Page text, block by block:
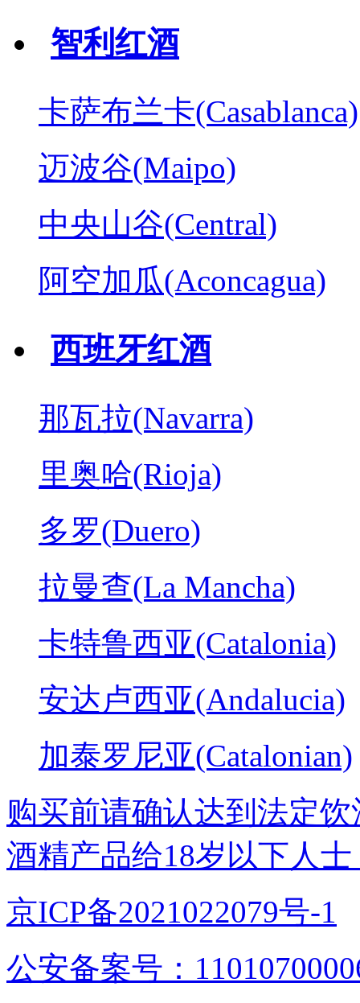
智利红酒
卡萨布兰卡(Casablanca)
迈波谷(Maipo)
中央山谷(Central)
阿空加瓜(Aconcagua)
西班牙红酒
那瓦拉(Navarra)
里奥哈(Rioja)
多罗(Duero)
拉曼查(La Mancha)
卡特鲁西亚(Catalonia)
安达卢西亚(Andalucia)
加泰罗尼亚(Catalonian)
购买前请确认达到法定
酒精产品给18岁以下人士
京ICP备2021022079号-1
公安备案号：